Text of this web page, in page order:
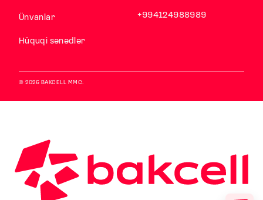
Ünvanlar
Hüquqi sənədlər
+994124988989
© 2026 BAKCELL MMC.